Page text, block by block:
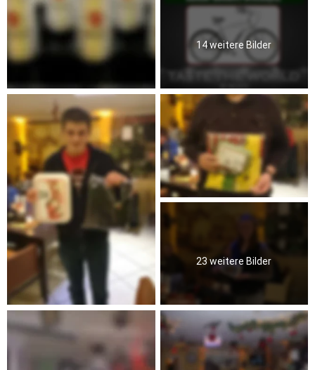
14 weitere Bilder
23 weitere Bilder